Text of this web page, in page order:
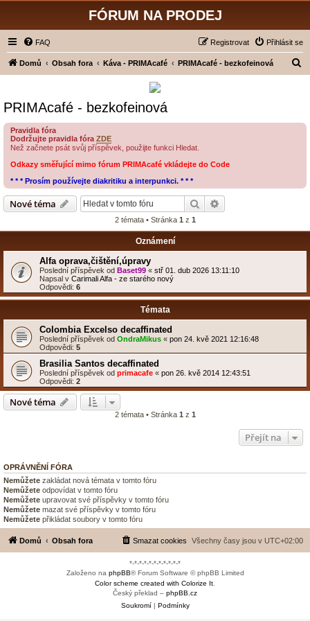
FÓRUM NA PRODEJ
FAQ Přihlásit se
Registrovat
Domů Obsah fora Káva - PRIMAcafé PRIMAcafé - bezkofeinová
a
PRIMAcafé - bezkofeinová
Pravidla fóra
Dodržujte pravidla fóra ZDE
Než začnete psát svůj příspěvek, použijte funkci Hledat.
Odkazy směřující mimo fórum PRIMAcafé vkládejte do Code
* * * Prosím používejte diakritiku a interpunkci. * * *
Nové téma Hledat
2 témata • Stránka 1 z 1
Oznámení
Alfa oprava,čištění,úpravy
Poslední příspěvek od Baset99 « stř 01. dub 2026 13:11:10
Napsal v Carimali Alfa - ze starého nový
Odpovědi: 6
Témata
Colombia Excelso decaffinated
Poslední příspěvek od OndraMikus « pon 24. kvě 2021 12:16:48
Odpovědi: 5
Brasilia Santos decaffinated
Poslední příspěvek od primacafe « pon 26. kvě 2014 12:43:51
Odpovědi: 2
Nové téma
2 témata • Stránka 1 z 1
Přejít na
OPRÁVNĚNÍ FÓRA
Nemůžete zakládat nová témata v tomto fóru
Nemůžete odpovídat v tomto fóru
Nemůžete upravovat své příspěvky v tomto fóru
Nemůžete mazat své příspěvky v tomto fóru
Nemůžete přikládat soubory v tomto fóru
Domů Obsah fora Všechny časy jsou v UTC+02:00
Smazat cookies
*-*-*-*-*-*-*-*-*-*-*
Založeno na phpBB® Forum Software © phpBB Limited
Color scheme created with Colorize It
Český překlad – phpBB.cz
Soukromí| Podmínky